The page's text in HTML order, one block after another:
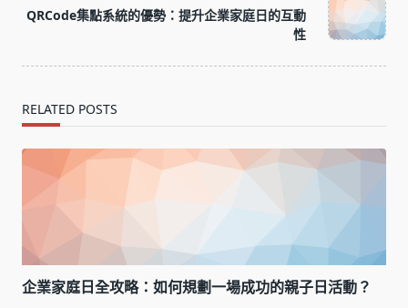
reader-
QRCode集點系統的優勢：提升企業家庭日的互動
性
RELATED POSTS
企業家庭日全攻略：如何規劃一場成功的親子日活動？